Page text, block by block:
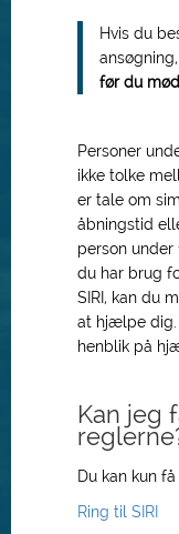
Hvis du
før du
Personer
ikke tolke
er tale om
åbningstid
person
du har brug
SIRI, kan du
at hjælpe dig.
henblik på
Kan jeg
Du kan kun
Ring til SIRI